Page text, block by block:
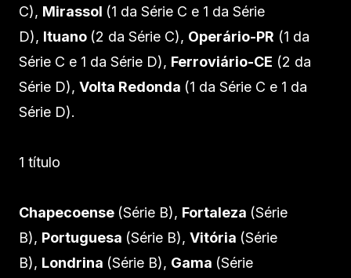
C), Mirassol (1 da Série C e 1 da Série
D), Ituano (2 da Série C), Operário-PR (1 da
Série C e 1 da Série D), Ferroviário-CE (2 da
Série D), Volta Redonda (1 da Série C e 1 da
Série D).
1 título
Chapecoense (Série B), Fortaleza (Série
B), Portuguesa (Série B), Vitória (Série
B), Londrina (Série B), Gama (Série